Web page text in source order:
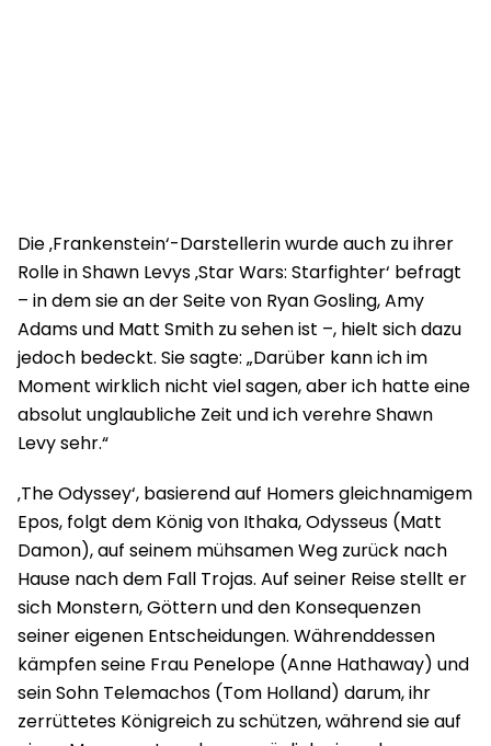
Die ‚Frankenstein‘-Darstellerin wurde auch zu ihrer
Rolle in Shawn Levys ‚Star Wars: Starfighter‘ befragt
– in dem sie an der Seite von Ryan Gosling, Amy
Adams und Matt Smith zu sehen ist –, hielt sich dazu
jedoch bedeckt. Sie sagte: „Darüber kann ich im
Moment wirklich nicht viel sagen, aber ich hatte eine
absolut unglaubliche Zeit und ich verehre Shawn
Levy sehr.“
‚The Odyssey‘, basierend auf Homers gleichnamigem
Epos, folgt dem König von Ithaka, Odysseus (Matt
Damon), auf seinem mühsamen Weg zurück nach
Hause nach dem Fall Trojas. Auf seiner Reise stellt er
sich Monstern, Göttern und den Konsequenzen
seiner eigenen Entscheidungen. Währenddessen
kämpfen seine Frau Penelope (Anne Hathaway) und
sein Sohn Telemachos (Tom Holland) darum, ihr
zerrüttetes Königreich zu schützen, während sie auf